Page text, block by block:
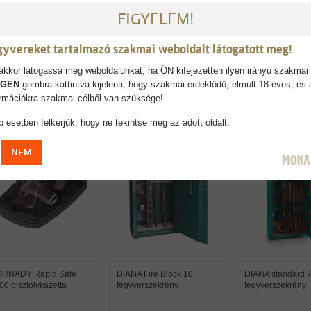
adat, hanem üzenet: ez marad. Nem mozog, nem játszik, nem
hol áll. Hanem arról, mit tart bent. Méretek (külső): 1600 × 750 × 380 mm,
AJÁNLJUK
Rapid Safe
pisztolykazetta
DIANA Fire Block 10
fegyverszekrény
DIANA standard
fegyverszekrény
FIGYELEM!
tartalmazó szakmai weboldalt látogatott meg!
látogassa meg weboldalunkat, ha ÖN kifejezetten ilyen irányú
IGEN gombra kattintva kijelenti, hogy szakmai érdeklődő, elmúlt 18 éves, és
szakmai célből van szüksége!
esetben felkérjük, hogy ne tekintse meg az adott oldalt.
NEM